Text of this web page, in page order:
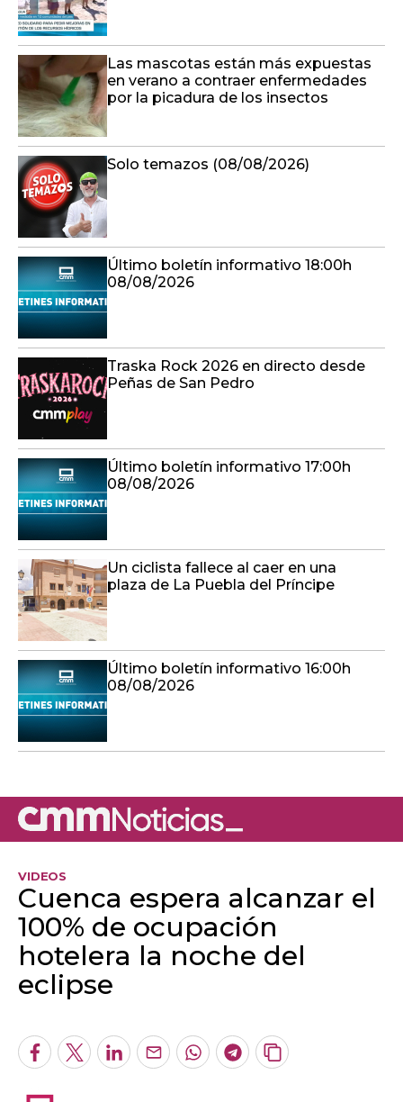
Las mascotas están más expuestas
en verano a contraer enfermedades
por la picadura de los insectos
Solo temazos (08/08/2026)
Último boletín informativo 18:00h
08/08/2026
Traska Rock 2026 en directo desde
Peñas de San Pedro
Último boletín informativo 17:00h
08/08/2026
Un ciclista fallece al caer en una
plaza de La Puebla del Príncipe
Último boletín informativo 16:00h
08/08/2026
VIDEOS
Cuenca espera alcanzar el
100% de ocupación
hotelera la noche del
eclipse
Facebook
TwitterLinkedInEnviarWhatsapp
Telegram
Copiar